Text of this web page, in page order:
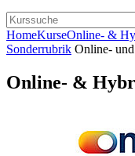
HomeKurseOnline- &
Sonderrubrik Online-
Online- &